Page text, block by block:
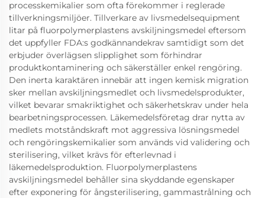
processkemikalier som ofta förekommer i reglerade
tillverkningsmiljöer. Tillverkare av livsmedelsequipment
litar på fluorpolymerplastens avskiljningsmedel eftersom
det uppfyller FDA:s godkännandekrav samtidigt som det
erbjuder överlägsen slipplighet som förhindrar
produktkontaminering och säkerställer enkel rengöring.
Den inerta karaktären innebär att ingen kemisk migration
sker mellan avskiljningsmedlet och livsmedelsprodukter,
vilket bevarar smakriktighet och säkerhetskrav under hela
bearbetningsprocessen. Läkemedelsföretag drar nytta av
medlets motståndskraft mot aggressiva lösningsmedel
och rengöringskemikalier som används vid validering och
sterilisering, vilket krävs för efterlevnad i
läkemedelsproduktion. Fluorpolymerplastens
avskiljningsmedel behåller sina skyddande egenskaper
efter exponering för ångsterilisering, gammastrålning och